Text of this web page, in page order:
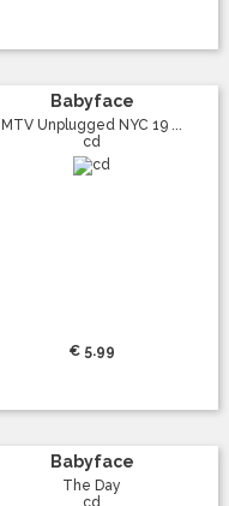
Babyface
MTV Unplugged NYC 19 ...
cd
€ 5.99
Babyface
The Day
cd